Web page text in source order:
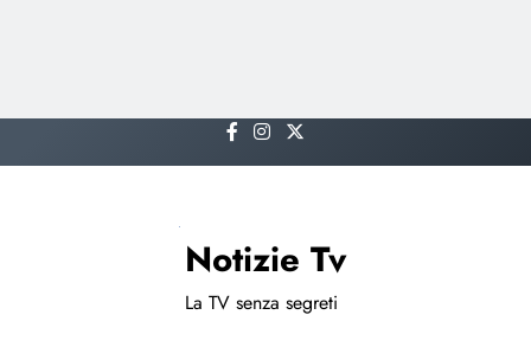
to
Notizie Tv
La TV senza segreti